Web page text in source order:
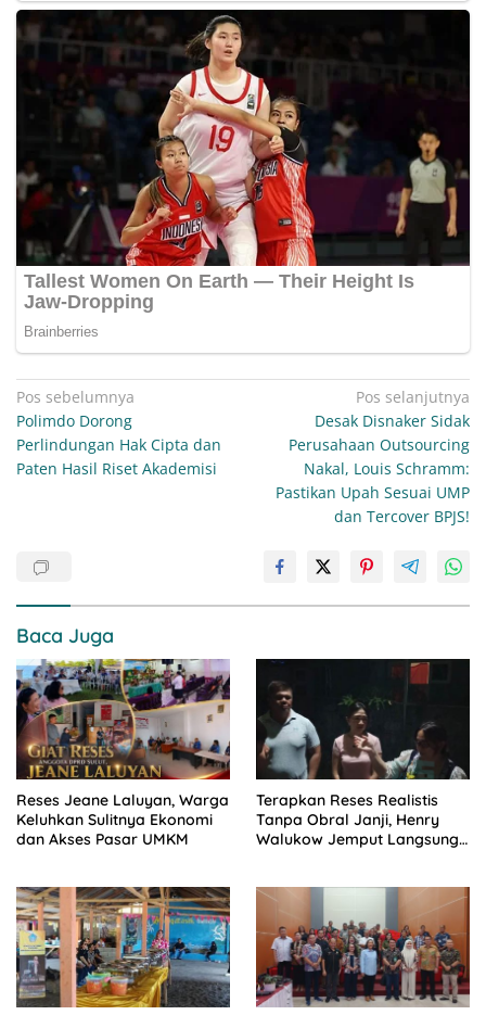
Navigasi
pos
Pos sebelumnya
Polimdo Dorong
Perlindungan Hak Cipta dan
Paten Hasil Riset Akademisi
Pos selanjutnya
Desak Disnaker Sidak
Perusahaan Outsourcing
Nakal, Louis Schramm:
Pastikan Upah Sesuai UMP
dan Tercover BPJS!
Baca Juga
Reses Jeane Laluyan, Warga
Keluhkan Sulitnya Ekonomi
dan Akses Pasar UMKM
Terapkan Reses Realistis
Tanpa Obral Janji, Henry
Walukow Jemput Langsung